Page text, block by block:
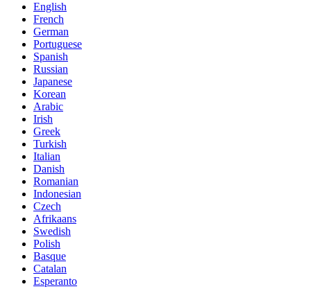
English
French
German
Portuguese
Spanish
Russian
Japanese
Korean
Arabic
Irish
Greek
Turkish
Italian
Danish
Romanian
Indonesian
Czech
Afrikaans
Swedish
Polish
Basque
Catalan
Esperanto